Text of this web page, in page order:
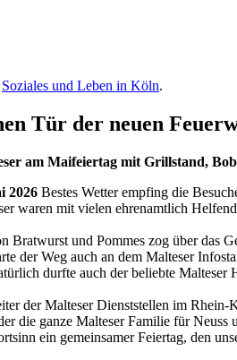
Soziales und Leben in Köln.
Tür der neuen
am Maifeiertag mit Grillstand,
2026 Bestes Wetter empfing die
waren mit vielen ehrenamtlich
Bratwurst und Pommes zog über das
der Weg auch an dem Malteser
durfte auch der beliebte
der Malteser Dienststellen im Rhein-
die ganze Malteser Familie für Neuss
ein gemeinsamer Feiertag, den